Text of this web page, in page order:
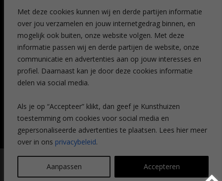
Met deze cookies kunnen wij en derde partijen informatie
over jou verzamelen en jouw internetgedrag binnen, en
mogelijk ook buiten, onze website volgen. Met deze
informatie passen wij en derde partijen de website, onze
communicatie en advertenties aan op jouw interesses en
profiel. Daarnaast kan je door deze cookies informatie
delen via social media.
Als je op “Accepteer” klikt, dan geef je Kunsthuizen
toestemming om cookies voor social media en
gepersonaliseerde advertenties te plaatsen. Lees hier meer
over in ons privacybeleid.
Aanpassen Accepteren
Leiden
Amsterdam
Breda
Favorieten
Mijn art alert
NIEUWSBRIEF
© Kunsthuizen 2026 All rights reserved | Disclaimer|
statement
Legit